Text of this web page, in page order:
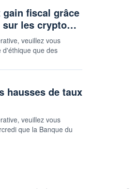
fiscal grâce
sur les crypto…
veuillez vous
d'éthique que des
hausses de taux
veuillez vous
que la Banque du